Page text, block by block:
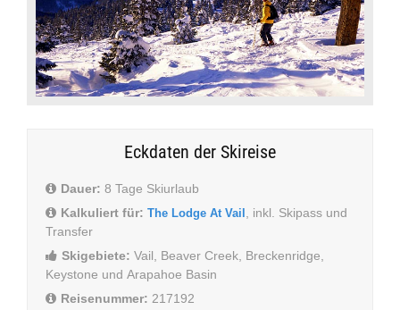
Eckdaten der Skireise
Dauer: 8 Tage Skiurlaub
Kalkuliert für: The Lodge At Vail , inkl. Skipass und
Transfer
Skigebiete: Vail, Beaver Creek, Breckenridge,
Keystone und Arapahoe Basin
Reisenummer: 217192